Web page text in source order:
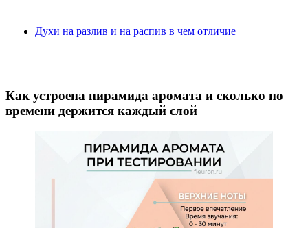
Духи на разлив и на распив в чем отличие
Как устроена пирамида аромата и сколько по
времени держится каждый слой